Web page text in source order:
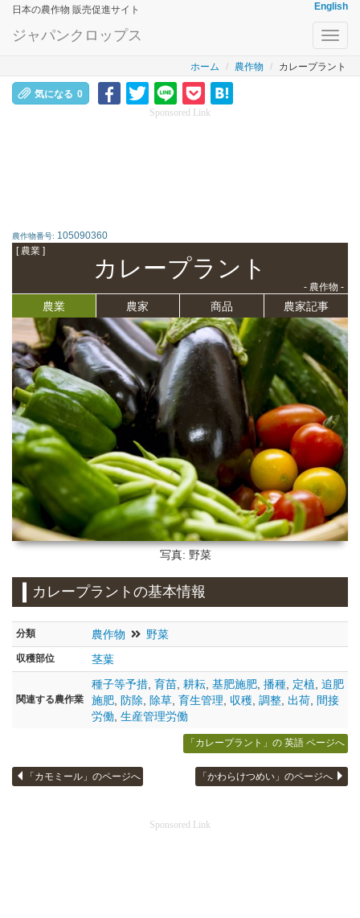
日本の農作物 販売促進サイト English
ジャパンクロップス
ホーム 農作物 カレープラント
気になる 0
Sponsored Link
農作物番号: 105090360
[ 農業 ]
カレープラント
- 農作物 -
農業 農家 商品 農家記事
写真: 野菜
カレープラントの基本情報
分類 農作物 野菜
収穫部位 茎葉
関連する農作業
種子等予措 育苗 耕耘 基肥施肥 播種 定植 追肥
施肥 防除 除草 育生管理 収穫 調整 出荷 間接
労働 生産管理労働
「カレープラント」の 英語 ページへ
「カモミール」のページへ 「かわらけつめい」のページへ
Sponsored Link